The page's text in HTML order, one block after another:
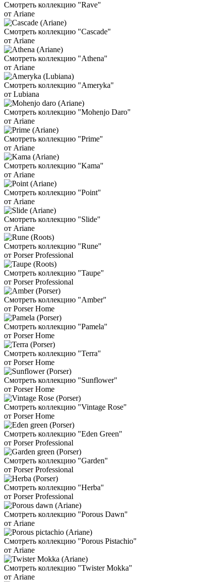
Смотреть коллекцию "Rave"
от Ariane
Смотреть коллекцию "Cascade"
от Ariane
Смотреть коллекцию "Athena"
от Ariane
Смотреть коллекцию "Ameryka"
от Lubiana
Смотреть коллекцию "Mohenjo Daro"
от Ariane
Смотреть коллекцию "Prime"
от Ariane
Смотреть коллекцию "Kama"
от Ariane
Смотреть коллекцию "Point"
от Ariane
Смотреть коллекцию "Slide"
от Ariane
Смотреть коллекцию "Rune"
от Porser Professional
Смотреть коллекцию "Taupe"
от Porser Professional
Смотреть коллекцию "Amber"
от Porser Home
Смотреть коллекцию "Pamela"
от Porser Home
Смотреть коллекцию "Terra"
от Porser Home
Смотреть коллекцию "Sunflower"
от Porser Home
Смотреть коллекцию "Vintage Rose"
от Porser Home
Смотреть коллекцию "Eden Green"
от Porser Professional
Смотреть коллекцию "Garden"
от Porser Professional
Смотреть коллекцию "Herba"
от Porser Professional
Смотреть коллекцию "Porous Dawn"
от Ariane
Смотреть коллекцию "Porous Pistachio"
от Ariane
Смотреть коллекцию "Twister Mokka"
от Ariane